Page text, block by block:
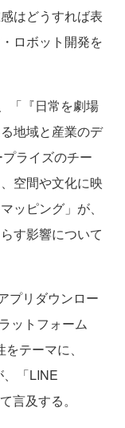
はどうすれば表
ロボット開発を
「『日常を劇場
地域と産業のデ
ライズのチー
空間や文化に映
ッピング」が、
す影響について
プリダウンロー
ットフォーム
テーマに、
「LINE
言及する。